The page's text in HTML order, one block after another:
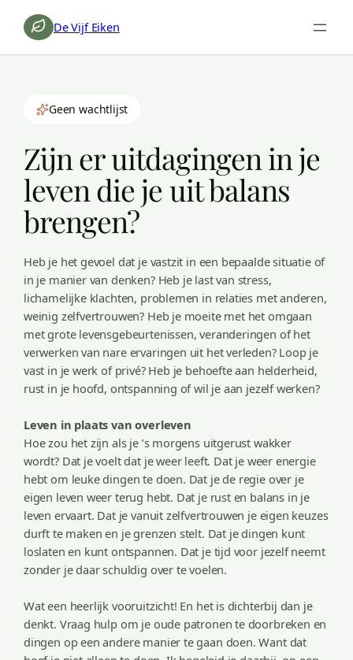
De Vijf Eiken
Geen wachtlijst
Zijn er uitdagingen in je
leven die je uit balans
brengen?
Heb je het gevoel dat je vastzit in een bepaalde situatie of
in je manier van denken? Heb je last van stress,
lichamelijke klachten, problemen in relaties met anderen,
weinig zelfvertrouwen? Heb je moeite met het omgaan
met grote levensgebeurtenissen, veranderingen of het
verwerken van nare ervaringen uit het verleden? Loop je
vast in je werk of privé? Heb je behoefte aan helderheid,
rust in je hoofd, ontspanning of wil je aan jezelf werken?
Leven in plaats van overleven
Hoe zou het zijn als je ’s morgens uitgerust wakker
wordt? Dat je voelt dat je weer leeft. Dat je weer energie
hebt om leuke dingen te doen. Dat je de regie over je
eigen leven weer terug hebt. Dat je rust en balans in je
leven ervaart. Dat je vanuit zelfvertrouwen je eigen keuzes
durft te maken en je grenzen stelt. Dat je dingen kunt
loslaten en kunt ontspannen. Dat je tijd voor jezelf neemt
zonder je daar schuldig over te voelen.
Wat een heerlijk vooruitzicht! En het is dichterbij dan je
denkt. Vraag hulp om je oude patronen te doorbreken en
dingen op een andere manier te gaan doen. Want dat